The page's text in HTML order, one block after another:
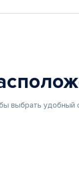
выбрать удобный